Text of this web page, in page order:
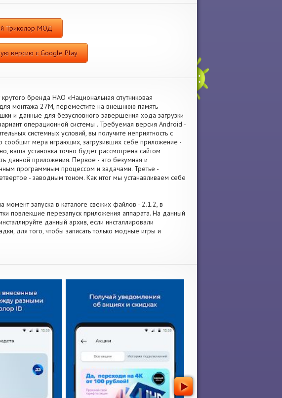
Триколор МОД
версию с Google Play
бренда НАО «Национальная спутниковая
монтажа 27M, переместите на внешнюю память
и данные для безусловного завершения хода загрузки
операционной системы . Требуемая версия Android -
системных условий, вы получите неприятность с
мера играющих, загрузивших себе приложение -
ваша установка точно будет рассмотрена сайтом
данной приложения. Первое - это безумная и
программным процессом и задачами. Третье -
- заводным тоном. Как итог мы устанавливаем себе
запуска в каталоге свежих файлов - 2.1.2, в
повлекшие перезапуск приложения аппарата. На данный
данный архив, если инсталлировали
для того, чтобы записать только модные игры и